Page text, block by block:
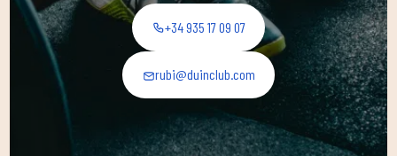
+34 935 17 09 07
rubi@duinclub.com